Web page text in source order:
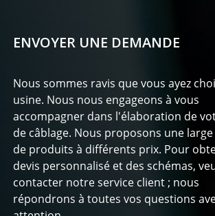
ENVOYER UNE DEMANDE
Nous sommes ravis que vous ayez
usine. Nous nous engageons à vous
accompagner dans l'élaboration de
de câblage. Nous proposons une
de produits à différents prix. Pour
devis personnalisé et des schémas,
contacter notre service client ; nous
répondrons à toutes vos questions